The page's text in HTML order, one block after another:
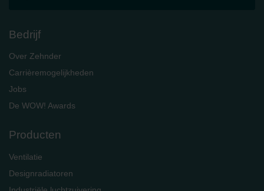
Bedrijf
Over Zehnder
Carrièremogelijkheden
Jobs
De WOW! Awards
Producten
Ventilatie
Designradiatoren